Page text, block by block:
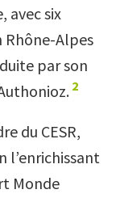
avec six
Rhône-Alpes
par son
2
du CESR,
l’enrichissant
Monde